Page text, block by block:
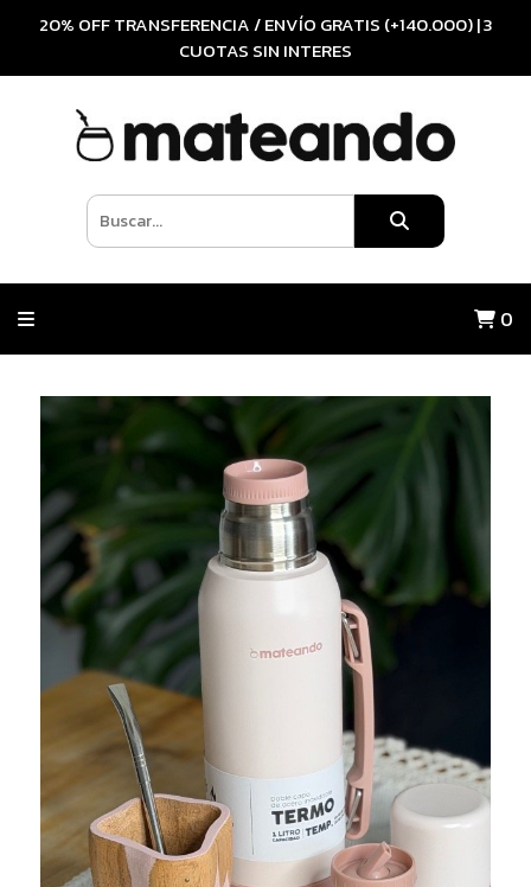
20% OFF TRANSFERENCIA / ENVÍO GRATIS (+140.000) | 3
CUOTAS SIN INTERES
0